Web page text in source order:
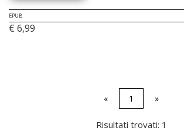
EPUB
€ 6,99
« 1 »
Risultati trovati: 1